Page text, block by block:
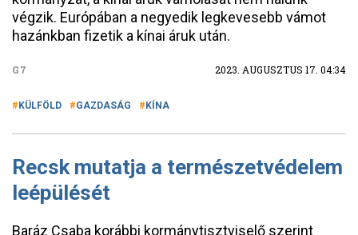
végzik. Európában a negyedik legkevesebb vámot
hazánkban fizetik a kínai áruk után.
G7 2023. AUGUSZTUS 17. 04:34
KÜLFÖLD GAZDASÁG KÍNA
Recsk mutatja a természetvédelem
leépülését
Baráz Csaba korábbi kormánytisztviselő szerint